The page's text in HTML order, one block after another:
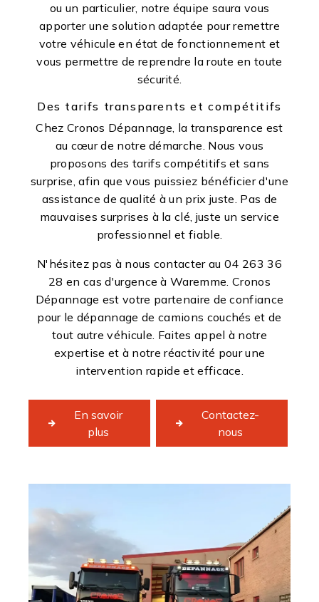
ou un particulier, notre équipe saura vous
apporter une solution adaptée pour remettre
votre véhicule en état de fonctionnement et
vous permettre de reprendre la route en toute
sécurité.
Des tarifs transparents et compétitifs
Chez Cronos Dépannage, la transparence est
au cœur de notre démarche. Nous vous
proposons des tarifs compétitifs et sans
surprise, afin que vous puissiez bénéficier d'une
assistance de qualité à un prix juste. Pas de
mauvaises surprises à la clé, juste un service
professionnel et fiable.
N'hésitez pas à nous contacter au 04 263 36
28 en cas d'urgence à Waremme. Cronos
Dépannage est votre partenaire de confiance
pour le dépannage de camions couchés et de
tout autre véhicule. Faites appel à notre
expertise et à notre réactivité pour une
intervention rapide et efficace.
En savoir
plus
Contactez-
nous